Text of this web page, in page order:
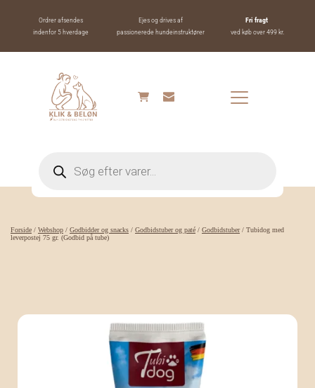
Ordrer afsendes
indenfor 5 hverdage
Ejes og drives af
passionerede hundeinstruktører
Fri fragt
ved køb over 499 kr.
search
Forside / Webshop / Godbidder og snacks / Godbidstuber og paté / Godbidstuber/ Tubidog med
leverpostej 75 gr. (Godbid på tube)